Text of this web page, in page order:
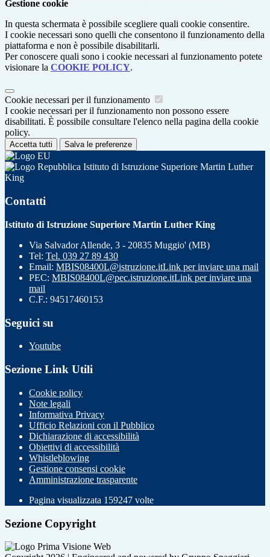
Gestione cookie
In questa schermata è possibile scegliere quali cookie consentire.
I cookie necessari sono quelli che consentono il funzionamento della
piattaforma e non è possibile disabilitarli.
Per conoscere quali sono i cookie necessari al funzionamento potete
visionare la COOKIE POLICY.
Cookie necessari per il funzionamento
I cookie necessari per il funzionamento non possono essere
disabilitati. È possibile consultare l'elenco nella pagina della cookie
policy.
Accetta tutti Salva le preferenze
Istituto di Istruzione Superiore Martin Luther
King
Contatti
Istituto di Istruzione Superiore Martin Luther King
Via Salvador Allende, 3 - 20835 Muggio' (MB)
Tel: Tel. 039 27 89 430
Email: MBIS08400L@istruzione.itLink per inviare una mail
PEC: MBIS08400L@pec.istruzione.itLink per inviare una
mail
C.F.: 94517460153
Seguici su
Youtube
Sezione Link Utili
Cookie policy
Note legali
Informativa Privacy
Ufficio Relazioni con il Pubblico
Dichiarazione di accessibilità
Obiettivi di accessibilità
Whistleblowing
Gestione consensi cookie
Amministrazione trasparente
Pagina visualizzata 159247 volte
Sezione Copyright